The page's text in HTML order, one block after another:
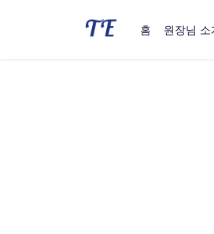
홈 원장님 소